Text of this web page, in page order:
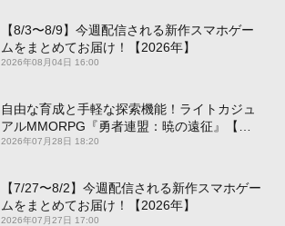
【8/3〜8/9】今週配信される新作スマホゲー
ムをまとめてお届け！【2026年】
2026年08月04日 16:00
自由な育成と手軽な探索機能！ライトカジュ
アルMMORPG『勇者連盟：暁の遠征』【最
新作PICKUP】
2026年07月28日 18:20
【7/27〜8/2】今週配信される新作スマホゲー
ムをまとめてお届け！【2026年】
2026年07月27日 17:00